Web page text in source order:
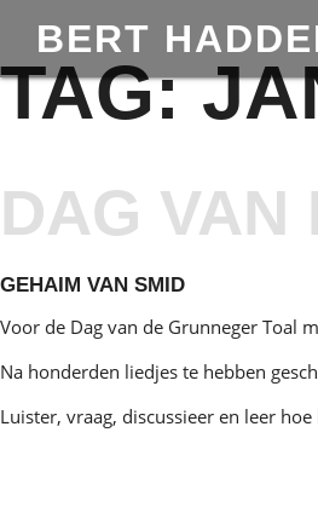
BERT
TAG:
DAG VAN
GEHAIM VAN SMID
Voor de Dag van de Grunneger Toal
Na honderden liedjes te hebben
Luister, vraag, discussieer en leer